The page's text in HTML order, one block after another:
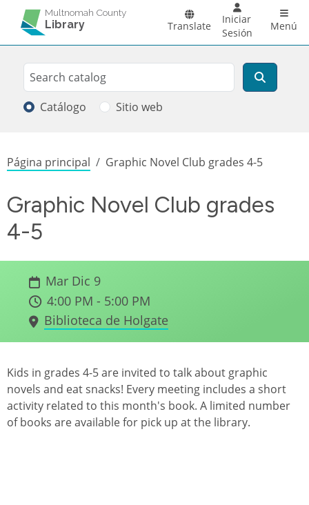
Pasar al contenido principal
Multnomah County
Library Translate
Iniciar
Sesión
Menú
Search
Buscar
Catálogo Sitio web
Sobrescribir enlaces de ayuda a la
Página principal Graphic Novel Club grades 4-5
Graphic Novel Club grades
4-5
Mar Dic 9
4:00 PM - 5:00 PM
Biblioteca de Holgate
Kids in grades 4-5 are invited to talk about graphic
novels and eat snacks! Every meeting includes a short
activity related to this month's book. A limited number
of books are available for pick up at the library.